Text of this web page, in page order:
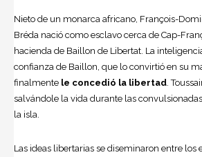
Nieto de un monarca africano, François-
Bréda nació como esclavo cerca de Cap-
hacienda de Baillon de Libertat. La
confianza de Baillon, que lo convirtió en su
finalmente le concedió la libertad .
salvándole la vida durante las
la isla.
Las ideas libertarias se diseminaron entre los